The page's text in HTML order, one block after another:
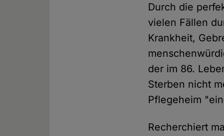
Durch die
vielen Fällen
Krankheit,
der im 86.
Sterben nicht
Pflegeheim
Recherchiert